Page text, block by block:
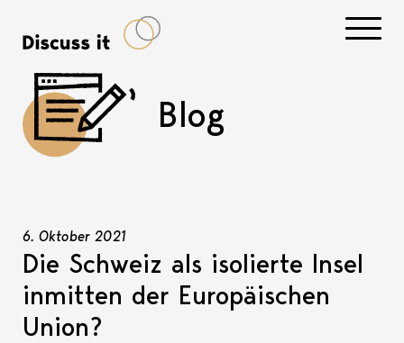
Blog
6. Oktober 2021
Die Schweiz als isolierte Insel
inmitten der Europäischen
Union?